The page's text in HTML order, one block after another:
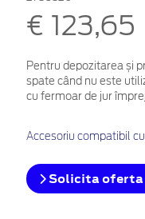
€ 123,65
Pentru depozitarea și
spate când nu este
cu fermoar de jur
Accesoriu compatibil
Solicita oferta